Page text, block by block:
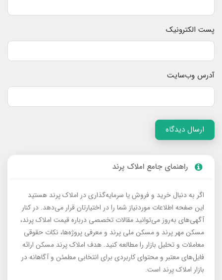
پست الکترونیک
آدرس وب‌سایت
ارسال دیدگاه
راهنمای جامع املاک پرند
اگر به دنبال خرید و فروش یا سرمایه‌گذاری در املاک پرند هستید
این صفحه اطلاعات موردنیاز شما را در اختیارتان قرار می‌دهد. در کنار
آگهی‌های به‌روز می‌توانید مقالات تخصصی درباره قیمت املاک پرند،
مسکن مهر پرند و مسکن ملی پرند و معرفی پروژه‌ها، نکات حقوقی
معاملات و تحلیل بازار را مطالعه کنید. هدف املاک پرند مسکن ارائه
فایل‌های معتبر و محتوای کاربردی برای انتخابی مطمئن و آگاهانه در
بازار املاک پرند است.